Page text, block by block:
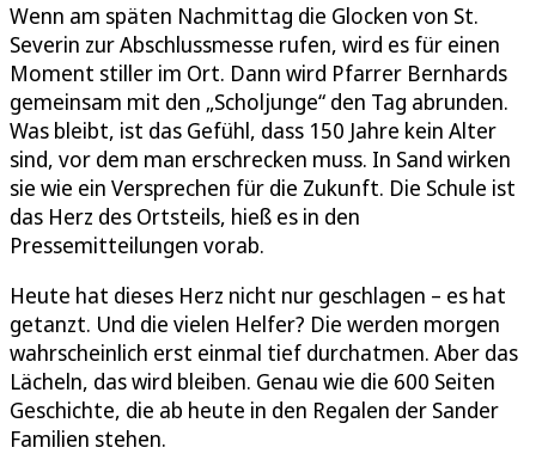
Wenn am späten Nachmittag die Glocken von St.
Severin zur Abschlussmesse rufen, wird es für einen
Moment stiller im Ort. Dann wird Pfarrer Bernhards
gemeinsam mit den „Scholjunge“ den Tag abrunden.
Was bleibt, ist das Gefühl, dass 150 Jahre kein Alter
sind, vor dem man erschrecken muss. In Sand wirken
sie wie ein Versprechen für die Zukunft. Die Schule ist
das Herz des Ortsteils, hieß es in den
Pressemitteilungen vorab.
Heute hat dieses Herz nicht nur geschlagen – es hat
getanzt. Und die vielen Helfer? Die werden morgen
wahrscheinlich erst einmal tief durchatmen. Aber das
Lächeln, das wird bleiben. Genau wie die 600 Seiten
Geschichte, die ab heute in den Regalen der Sander
Familien stehen.